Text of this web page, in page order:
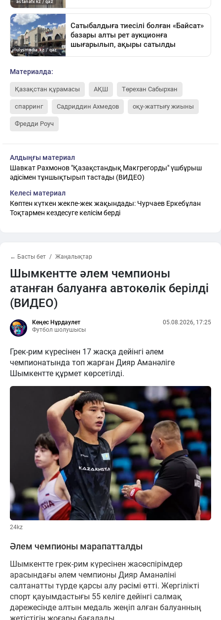
Материалда:
Қазақстан құрамасы АҚШ Төрехан Сабырхан
спарринг Садриддин Ахмедов оқу-жаттығу жиыны
Фредди Роуч
Алдыңғы материал
Шавкат Рахмонов "Қазақстандық Макгрегорды" үшбұрыш
әдісімен тұншықтырып тастады (ВИДЕО)
Келесі материал
Көптен күткен жекпе-жек жақындады: Чурчаев Еркебұлан
Тоқтармен кездесуге келісім берді
← Басты бет Жаңалықтар
Шымкентте әлем чемпионы
атанған балуанға автокөлік берілді
(ВИДЕО)
Кеңес Нұрдаулет
Футбол шолушысы
05.08.2026, 17:25
Грек-рим күресінен 17 жасқа дейінгі әлем
чемпионатында топ жарған Дияр Аманәліге
Шымкентте құрмет көрсетілді.
24kz
Әлем чемпионы марапатталды
Шымкентте грек-рим күресінен жасөспірімдер
арасындағы әлем чемпионы Дияр Аманәліні
салтанатты түрде қарсы алу рәсімі өтті. Жергілікті
спорт қауымдастығы 55 келіге дейінгі салмақ
дәрежесінде алтын медаль жеңіп алған балуанның